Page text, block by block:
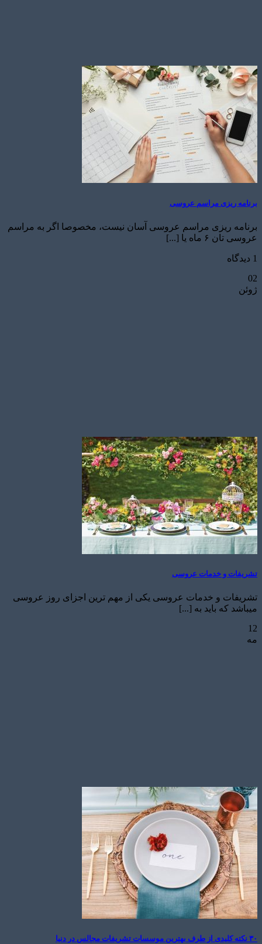
برنامه ریزی مراسم عروسی
برنامه ریزی مراسم عروسی آسان نیست، مخصوصا اگر به مراسم
عروسی تان ۶ ماه یا [...]
1 دیدگاه
02
ژوئن
تشریفات و خدمات عروسی
تشریفات و خدمات عروسی یکی از مهم ترین اجزای روز عروسی
میباشد که باید به [...]
12
مه
۳۰ نکته کلیدی از طرف بهترین موسسات تشریفات مجالس در دنیا